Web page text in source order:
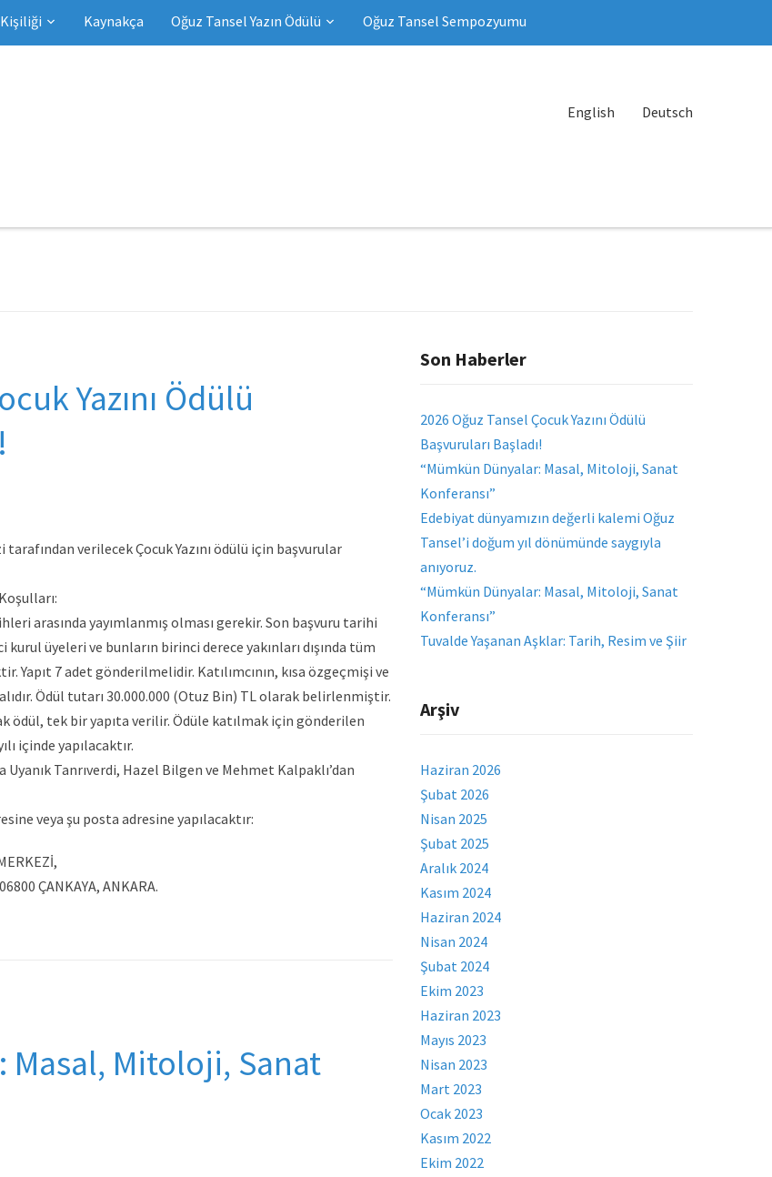
Kişiliği Kaynakça Oğuz Tansel Yazın Ödülü Oğuz Tansel Sempozyumu
English Deutsch
Yazını Ödülü
verilecek Çocuk Yazını ödülü için başvurular
arasında yayımlanmış olması gerekir. Son başvuru tarihi
kurul üyeleri ve bunların birinci derece yakınları dışında tüm
Yapıt 7 adet gönderilmelidir. Katılımcının, kısa özgeçmişi ve
Ödül tutarı 30.000.000 (Otuz Bin) TL olarak belirlenmiştir.
ödül, tek bir yapıta verilir. Ödüle katılmak için gönderilen
içinde yapılacaktır.
Tanrıverdi, Hazel Bilgen ve Mehmet Kalpaklı’dan
veya şu posta adresine yapılacaktır:
ÇANKAYA, ANKARA.
Masal, Mitoloji, Sanat
Son Haberler
2026 Oğuz Tansel Çocuk Yazını Ödülü
Başvuruları Başladı!
“Mümkün Dünyalar: Masal, Mitoloji, Sanat
Konferansı”
Edebiyat dünyamızın değerli kalemi Oğuz
Tansel’i doğum yıl dönümünde saygıyla
anıyoruz.
“Mümkün Dünyalar: Masal, Mitoloji, Sanat
Konferansı”
Tuvalde Yaşanan Aşklar: Tarih, Resim ve Şiir
Arşiv
Haziran 2026
Şubat 2026
Nisan 2025
Şubat 2025
Aralık 2024
Kasım 2024
Haziran 2024
Nisan 2024
Şubat 2024
Ekim 2023
Haziran 2023
Mayıs 2023
Nisan 2023
Mart 2023
Ocak 2023
Kasım 2022
Ekim 2022